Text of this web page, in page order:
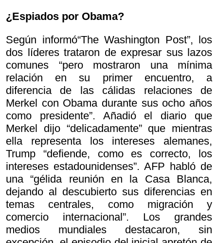
¿Espiados por Obama?
Según informó“The Washington Post”, los
dos líderes trataron de expresar sus lazos
comunes “pero mostraron una mínima
relación en su primer encuentro, a
diferencia de las cálidas relaciones de
Merkel con Obama durante sus ocho años
como presidente”. Añadió el diario que
Merkel dijo “delicadamente” que mientras
ella representa los intereses alemanes,
Trump “defiende, como es correcto, los
intereses estadounidenses”. AFP habló de
una “gélida reunión en la Casa Blanca,
dejando al descubierto sus diferencias en
temas centrales, como migración y
comercio internacional”. Los grandes
medios mundiales destacaron, sin